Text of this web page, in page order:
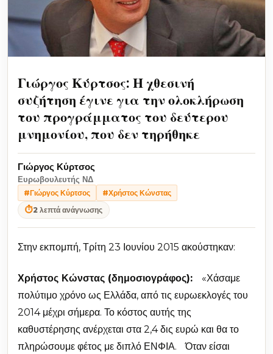
Γιώργος Κύρτσος: Η χθεσινή
συζήτηση έγινε για την ολοκλήρωση
του προγράμματος του δεύτερου
μνημονίου, που δεν τηρήθηκε
Γιώργος Κύρτσος
Ευρωβουλευτής ΝΔ
#Γιώργος Κύρτσος #Χρήστος Κώνστας
⏱2 λεπτά ανάγνωσης
Στην εκπομπή, Τρίτη 23 Ιουνίου 2015 ακούστηκαν:
Χρήστος Κώνστας (δημοσιογράφος):
«Χάσαμε
πολύτιμο χρόνο ως Ελλάδα, από τις ευρωεκλογές του
2014 μέχρι σήμερα. Το κόστος αυτής της
καθυστέρησης ανέρχεται στα 2,4 δις ευρώ και θα το
πληρώσουμε φέτος με διπλό ΕΝΦΙΑ. Όταν είσαι